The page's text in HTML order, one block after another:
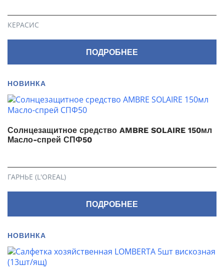
КЕРАСИС
ПОДРОБНЕЕ
НОВИНКА
Солнцезащитное средство AMBRE SOLAIRE 150мл
Масло-спрей СПФ50
ГАРНЬЕ (L'OREAL)
ПОДРОБНЕЕ
НОВИНКА